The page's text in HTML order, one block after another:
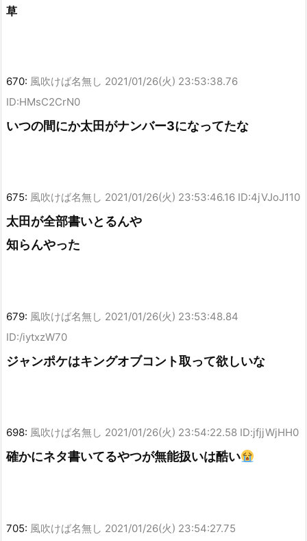
草
670: 風吹けば名無し 2021/01/26(火) 23:53:38.76
ID:HMsC2CrN0
いつの間にか太田がナンバー3になってたな
675: 風吹けば名無し 2021/01/26(火) 23:53:46.16 ID:4jVJoJ110
太田が全部書いとるんや
知らんやった
679: 風吹けば名無し 2021/01/26(火) 23:53:48.84
ID:/iytxzW70
ジャンポケはキングオブコント取って欲しいな
698: 風吹けば名無し 2021/01/26(火) 23:54:22.58 ID:jfjjWjHH0
確かにネタ書いてるやつが無能扱いは酷い
705: 風吹けば名無し 2021/01/26(火) 23:54:27.75